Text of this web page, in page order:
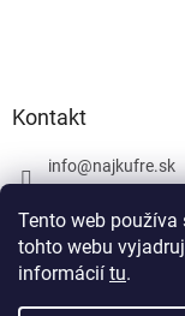
Tento web
tohto webu
informácií tu.
Kontakt
info@najkufre.sk
Facebook